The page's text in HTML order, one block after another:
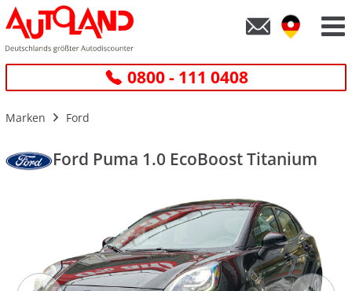
0800 - 111 0408
Marken Ford
Ford Puma 1.0 EcoBoost Titanium